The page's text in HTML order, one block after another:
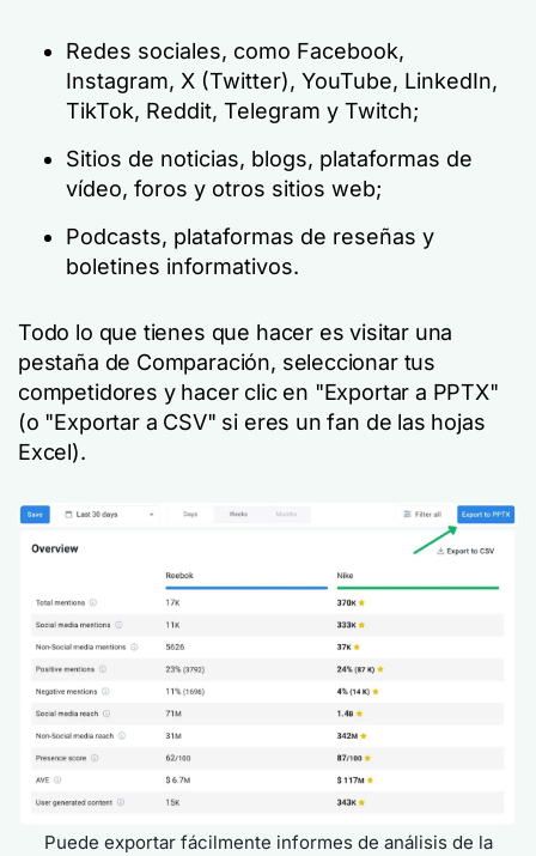
Redes sociales, como Facebook,
Instagram, X (Twitter), YouTube, LinkedIn,
TikTok, Reddit, Telegram y Twitch;
Sitios de noticias, blogs, plataformas de
vídeo, foros y otros sitios web;
Podcasts, plataformas de reseñas y
boletines informativos.
Todo lo que tienes que hacer es visitar una
pestaña de Comparación, seleccionar tus
competidores y hacer clic en "Exportar a PPTX"
(o "Exportar a CSV" si eres un fan de las hojas
Excel).
Puede exportar fácilmente informes de análisis de la